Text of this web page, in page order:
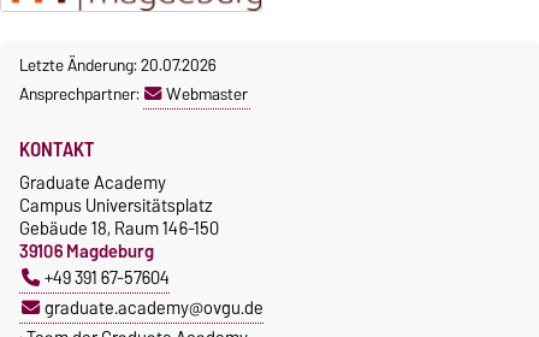
https://tactic.ovgu.de/
/Letzte Änderung: 20.07.2026
Ansprechpartner:
Webmaster
KONTAKT
Graduate Academy
Campus Universitätsplatz
Gebäude 18, Raum 146-150
39106 Magdeburg
+49 391 67-57604
graduate.academy@ovgu.de